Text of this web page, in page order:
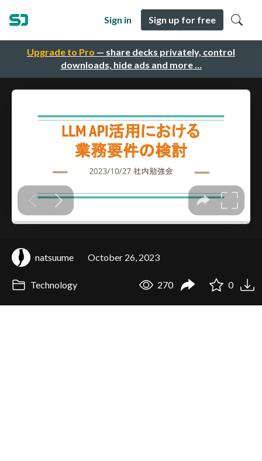
Upgrade to Pro — share decks privately, control
downloads, hide ads and more …
Sign in Sign up for free
natsuume October 26, 2023
Technology 270 0